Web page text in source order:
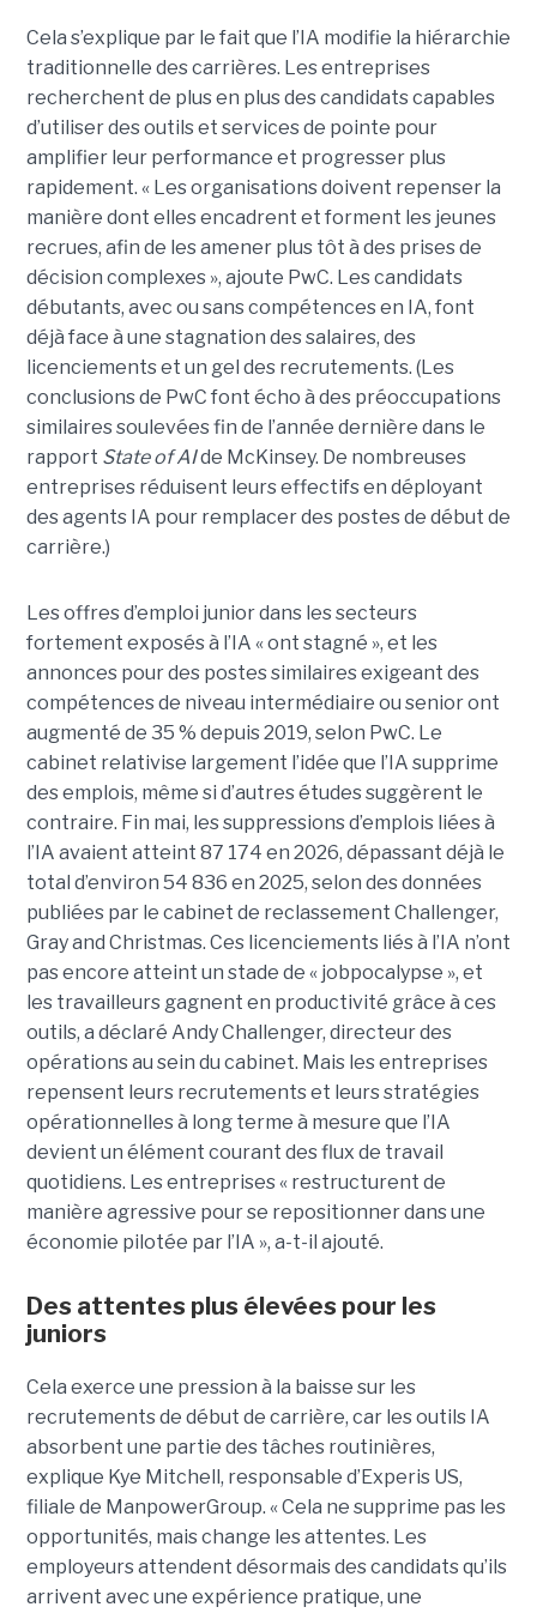
Cela s’explique par le fait que l’IA modifie la hiérarchie
traditionnelle des carrières. Les entreprises
recherchent de plus en plus des candidats capables
d’utiliser des outils et services de pointe pour
amplifier leur performance et progresser plus
rapidement. « Les organisations doivent repenser la
manière dont elles encadrent et forment les jeunes
recrues, afin de les amener plus tôt à des prises de
décision complexes », ajoute PwC. Les candidats
débutants, avec ou sans compétences en IA, font
déjà face à une stagnation des salaires, des
licenciements et un gel des recrutements. (Les
conclusions de PwC font écho à des préoccupations
similaires soulevées fin de l’année dernière dans le
rapport State of AIde McKinsey. De nombreuses
entreprises réduisent leurs effectifs en déployant
des agents IA pour remplacer des postes de début de
carrière.)
Les offres d’emploi junior dans les secteurs
fortement exposés à l’IA « ont stagné », et les
annonces pour des postes similaires exigeant des
compétences de niveau intermédiaire ou senior ont
augmenté de 35 % depuis 2019, selon PwC. Le
cabinet relativise largement l’idée que l’IA supprime
des emplois, même si d’autres études suggèrent le
contraire. Fin mai, les suppressions d’emplois liées à
l’IA avaient atteint 87 174 en 2026, dépassant déjà le
total d’environ 54 836 en 2025, selon des données
publiées par le cabinet de reclassement Challenger,
Gray and Christmas. Ces licenciements liés à l’IA n’ont
pas encore atteint un stade de « jobpocalypse », et
les travailleurs gagnent en productivité grâce à ces
outils, a déclaré Andy Challenger, directeur des
opérations au sein du cabinet. Mais les entreprises
repensent leurs recrutements et leurs stratégies
opérationnelles à long terme à mesure que l’IA
devient un élément courant des flux de travail
quotidiens. Les entreprises « restructurent de
manière agressive pour se repositionner dans une
économie pilotée par l’IA », a-t-il ajouté.
Des attentes plus élevées pour les
juniors
Cela exerce une pression à la baisse sur les
recrutements de début de carrière, car les outils IA
absorbent une partie des tâches routinières,
explique Kye Mitchell, responsable d’Experis US,
filiale de ManpowerGroup. « Cela ne supprime pas les
opportunités, mais change les attentes. Les
employeurs attendent désormais des candidats qu’ils
arrivent avec une expérience pratique, une